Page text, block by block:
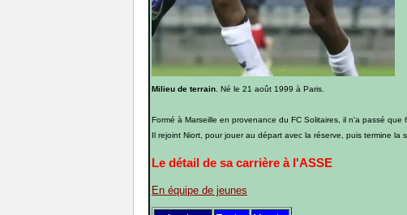
Milieu de terrain . Né le 21 août 1999 à Paris.
Formé à Marseille en provenance du FC Solitaires, il n'a passé
Il rejoint Niort, pour jouer au départ avec la réserve, puis termine la
Le détail de sa carrière à l'ASSE
En équipe de jeunes